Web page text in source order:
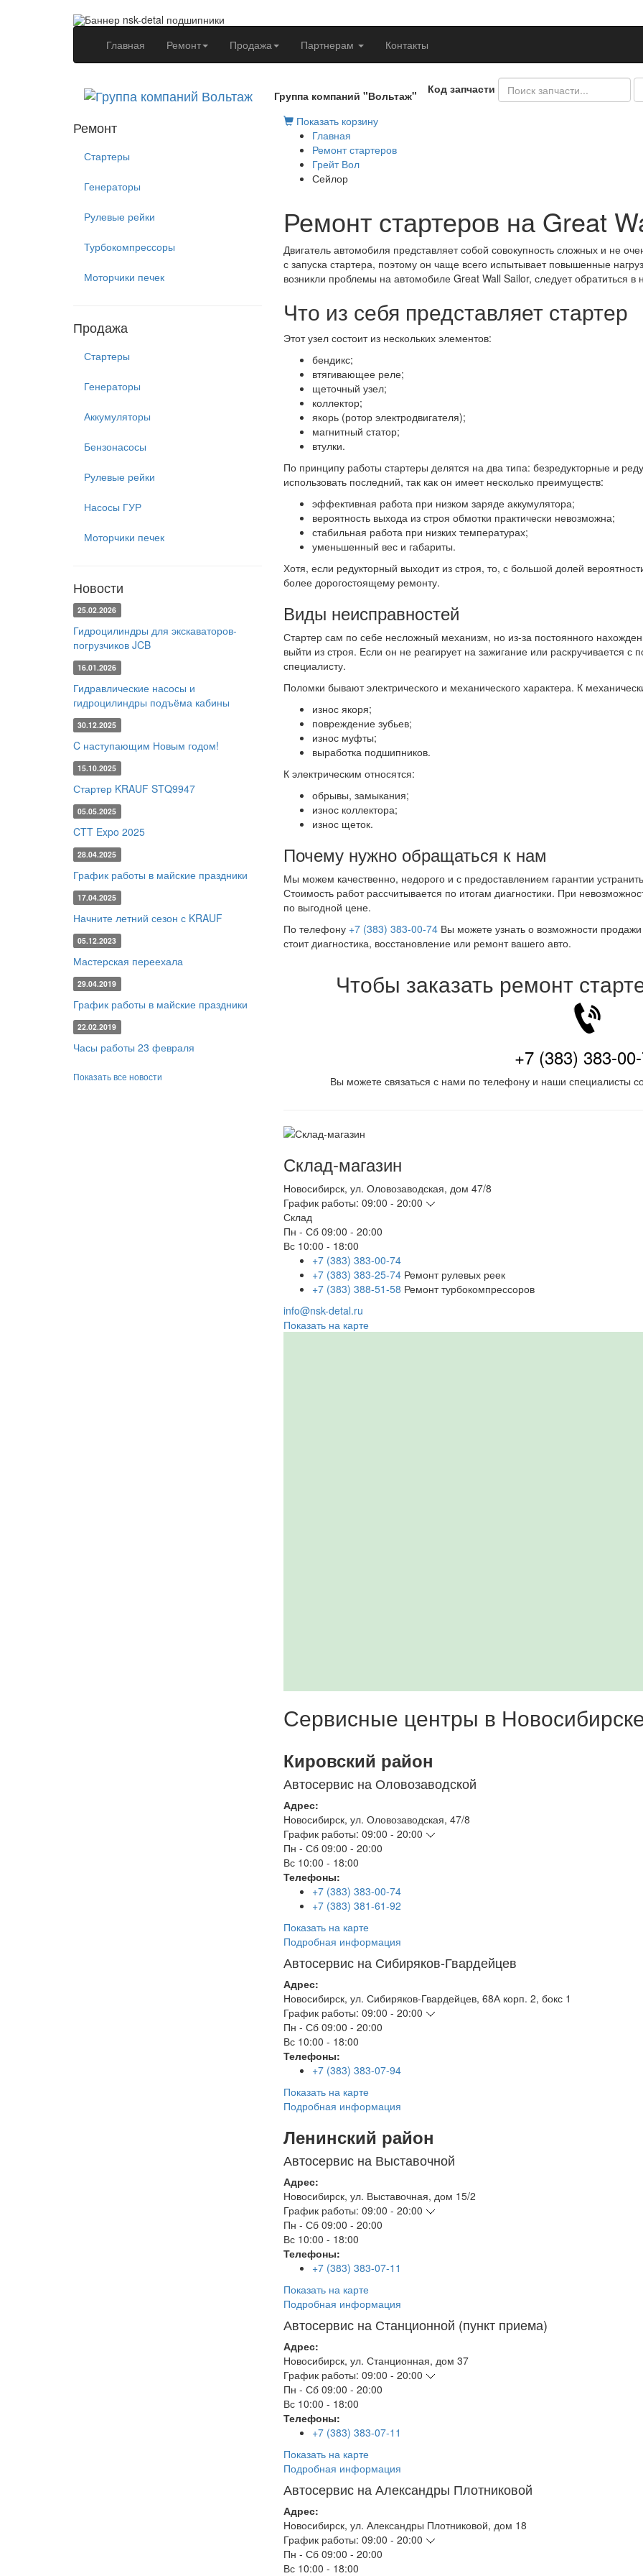
Главная (current)Ремонт Продажа Партнерам Контакты
Группа компаний "Вольтаж"
Код запчасти
Ремонт
Стартеры
Генераторы
Рулевые рейки
Турбокомпрессоры
Моторчики печек
Продажа
Стартеры
Генераторы
Аккумуляторы
Бензонасосы
Рулевые рейки
Насосы ГУР
Моторчики печек
Новости
25.02.2026
Гидроцилиндры для экскаваторов-
погрузчиков JCB
16.01.2026
Гидравлические насосы и
гидроцилиндры подъёма кабины
30.12.2025
C наступающим Новым годом!
15.10.2025
Стартер KRAUF STQ9947
05.05.2025
CTT Expo 2025
28.04.2025
График работы в майские праздники
17.04.2025
Начните летний сезон с KRAUF
05.12.2023
Мастерская переехала
29.04.2019
График работы в майские праздники
22.02.2019
Часы работы 23 февраля
Показать все новости
Показать корзину
Главная
Ремонт стартеров
Грейт Вол
Сейлор
Ремонт стартеров на Great
Двигатель автомобиля представляет собой совокупность сложных и не
с запуска стартера, поэтому он чаще всего испытывает повышенные
возникли проблемы на автомобиле Great Wall Sailor, следует обратиться
Что из себя представляет стартер
Этот узел состоит из нескольких элементов:
бендикс;
втягивающее реле;
щеточный узел;
коллектор;
якорь (ротор электродвигателя);
магнитный статор;
втулки.
По принципу работы стартеры делятся на два типа: безредукторные и
использовать последний, так как он имеет несколько преимуществ:
эффективная работа при низком заряде аккумулятора;
вероятность выхода из строя обмотки практически невозможна;
стабильная работа при низких температурах;
уменьшенный вес и габариты.
Хотя, если редукторный выходит из строя, то, с большой долей
более дорогостоящему ремонту.
Виды неисправностей
Стартер сам по себе несложный механизм, но из-за постоянного
выйти из строя. Если он не реагирует на зажигание или раскручивается
специалисту.
Поломки бывают электрического и механического характера. К
износ якоря;
повреждение зубьев;
износ муфты;
выработка подшипников.
К электрическим относятся:
обрывы, замыкания;
износ коллектора;
износ щеток.
Почему нужно обращаться к нам
Мы можем качественно, недорого и с предоставлением гарантии
Стоимость работ рассчитывается по итогам диагностики. При
по выгодной цене.
По телефону +7 (383) 383-00-74Вы можете узнать о возможности
стоит диагностика, восстановление или ремонт вашего авто.
Чтобы заказать ремонт
+7 (383) 383-
Вы можете связаться с нами по телефону и наши специалисты
Склад-магазин
Новосибирск, ул. Оловозаводская, дом 47/8
График работы: 09:00 - 20:00
Склад
Пн - Сб 09:00 - 20:00
Вс 10:00 - 18:00
+7 (383) 383-00-74
+7 (383) 383-25-74 Ремонт рулевых реек
+7 (383) 388-51-58 Ремонт турбокомпрессоров
info@nsk-detal.ru
Показать на карте
Сервисные центры в
Кировский район
Автосервис на Оловозаводской
Адрес:
Новосибирск, ул. Оловозаводская, 47/8
График работы: 09:00 - 20:00
Пн - Сб 09:00 - 20:00
Вс 10:00 - 18:00
Телефоны:
+7 (383) 383-00-74
+7 (383) 381-61-92
Показать на карте
Подробная информация
Автосервис на Сибиряков-Гвардейцев
Адрес:
Новосибирск, ул. Сибиряков-Гвардейцев, 68А корп. 2, бокс 1
График работы: 09:00 - 20:00
Пн - Сб 09:00 - 20:00
Вс 10:00 - 18:00
Телефоны:
+7 (383) 383-07-94
Показать на карте
Подробная информация
Ленинский район
Автосервис на Выставочной
Адрес:
Новосибирск, ул. Выставочная, дом 15/2
График работы: 09:00 - 20:00
Пн - Сб 09:00 - 20:00
Вс 10:00 - 18:00
Телефоны:
+7 (383) 383-07-11
Показать на карте
Подробная информация
Автосервис на Станционной (пункт приема)
Адрес:
Новосибирск, ул. Станционная, дом 37
График работы: 09:00 - 20:00
Пн - Сб 09:00 - 20:00
Вс 10:00 - 18:00
Телефоны:
+7 (383) 383-07-11
Показать на карте
Подробная информация
Автосервис на Александры Плотниковой
Адрес:
Новосибирск, ул. Александры Плотниковой, дом 18
График работы: 09:00 - 20:00
Пн - Сб 09:00 - 20:00
Вс 10:00 - 18:00